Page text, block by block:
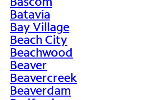
Batavia
Bay Village
Beach City
Beachwood
Beaver
Beavercreek
Beaverdam